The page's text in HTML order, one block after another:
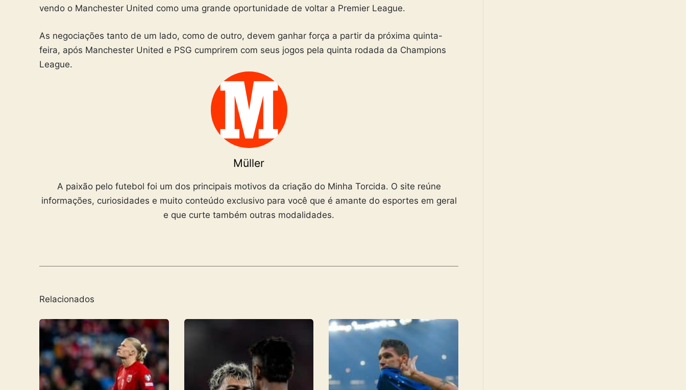
vendo o Manchester United como uma grande oportunidade de voltar a Premier League.
As negociações tanto de um lado, como de outro, devem ganhar força a partir da próxima quinta-
feira, após Manchester United e PSG cumprirem com seus jogos pela quinta rodada da Champions
League.
Müller
A paixão pelo futebol foi um dos principais motivos da criação do Minha Torcida. O site reúne
informações, curiosidades e muito conteúdo exclusivo para você que é amante do esportes em geral
e que curte também outras modalidades.
Relacionados